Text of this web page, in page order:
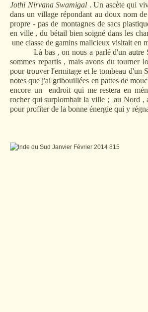
Jothi Nirvana Swamigal . Un ascète qui
dans un village répondant au doux nom
propre - pas de montagnes de sacs
en ville , du bétail bien soigné dans les
une classe de gamins malicieux visitait en
Là bas , on nous a parlé d'un autre
sommes repartis , mais avons du tourner
pour trouver l'ermitage et le tombeau d'un
notes que j'ai gribouillées en pattes de
encore un endroit qui me restera en
rocher qui surplombait la ville ; au Nord ,
pour profiter de la bonne énergie qui y